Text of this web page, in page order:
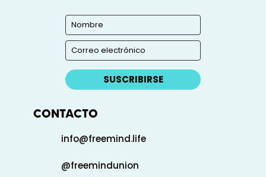
SUSCRIBIRSE
CONTACTO
info@freemind.life
@freemindunion